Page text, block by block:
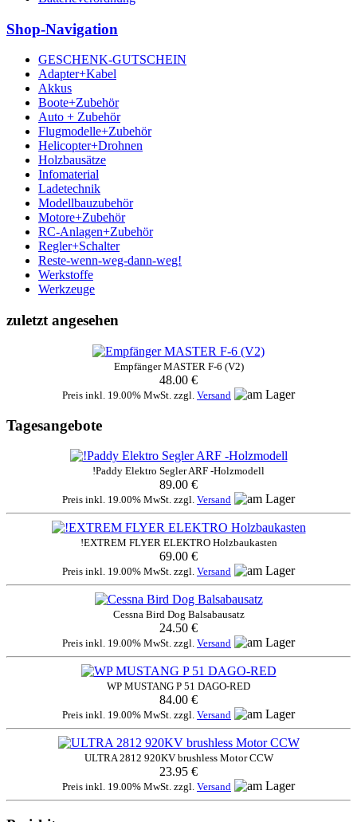
Shop-Navigation
GESCHENK-GUTSCHEIN
Adapter+Kabel
Akkus
Boote+Zubehör
Auto + Zubehör
Flugmodelle+Zubehör
Helicopter+Drohnen
Holzbausätze
Infomaterial
Ladetechnik
Modellbauzubehör
Motore+Zubehör
RC-Anlagen+Zubehör
Regler+Schalter
Reste-wenn-weg-dann-weg!
Werkstoffe
Werkzeuge
zuletzt angesehen
Empfänger MASTER F-6 (V2)
48.00 €
Preis inkl. 19.00% MwSt. zzgl. Versand
Tagesangebote
!Paddy Elektro Segler ARF -Holzmodell
89.00 €
Preis inkl. 19.00% MwSt. zzgl. Versand
!EXTREM FLYER ELEKTRO Holzbaukasten
69.00 €
Preis inkl. 19.00% MwSt. zzgl. Versand
Cessna Bird Dog Balsabausatz
24.50 €
Preis inkl. 19.00% MwSt. zzgl. Versand
WP MUSTANG P 51 DAGO-RED
84.00 €
Preis inkl. 19.00% MwSt. zzgl. Versand
ULTRA 2812 920KV brushless Motor CCW
23.95 €
Preis inkl. 19.00% MwSt. zzgl. Versand